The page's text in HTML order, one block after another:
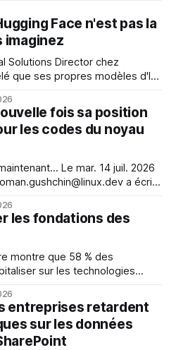
Face n'est pas la
imaginez
Solutions Director chez
isolé (sandbox)
non autorisée sur Hugging
fois sa position
les codes du noyau
mar. 14 juil. 2026
a écrit :
le but est de ne pas utiliser
les fondations des
montre que 58 % des
sur les technologies
Cette pression
et la préparation.
entreprises retardent
sur les données